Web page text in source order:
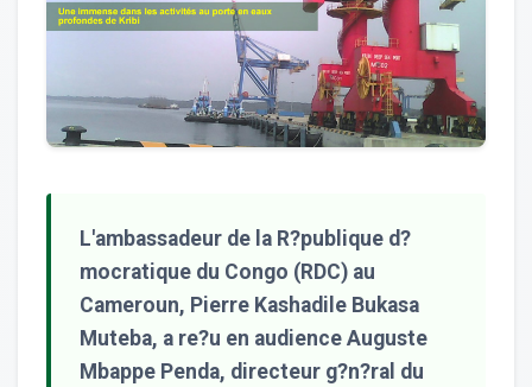
L'ambassadeur de la R?publique d?
mocratique du Congo (RDC) au
Cameroun, Pierre Kashadile Bukasa
Muteba, a re?u en audience Auguste
Mbappe Penda, directeur g?n?ral du